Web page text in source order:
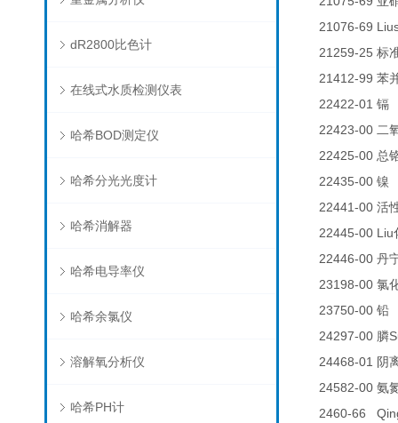
dR2800比色计
在线式水质检测仪表
哈希BOD测定仪
哈希分光光度计
哈希消解器
哈希电导率仪
哈希余氯仪
溶解氧分析仪
哈希PH计
21076-69
21259-25 标
21412-99 苯
22422-01 镉
22423-00 二
22425-00 总
22435-00 镍
22441-00 活
22445-00 Liu
22446-00 丹
23198-00 氯
23750-00 铅
24297-00 膦
24468-01
阴
24582-00 氨
2460-66